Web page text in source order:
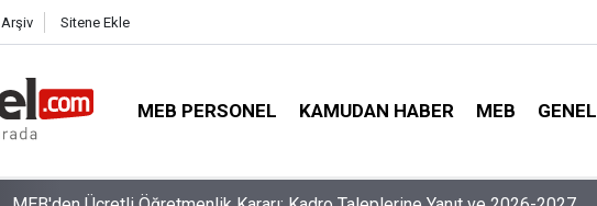
Arşiv Sitene Ekle
MEB PERSONEL KAMUDAN HABER MEB GENEL